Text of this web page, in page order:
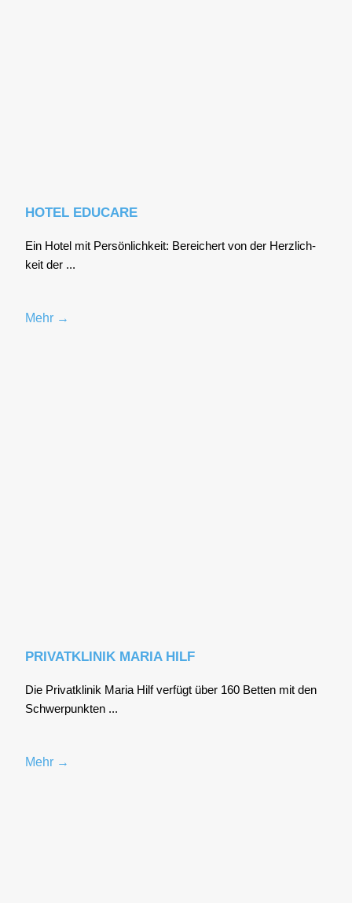
HOTEL EDUCARE
Ein Hotel mit Per­sön­lich­keit: Berei­chert von der Herz­lich­
keit der ...
Mehr →
PRIVATKLINIK MARIA HILF
Die Pri­vat­kli­nik Maria Hilf ver­fügt über 160 Bet­ten mit den
Schwer­punk­ten ...
Mehr →